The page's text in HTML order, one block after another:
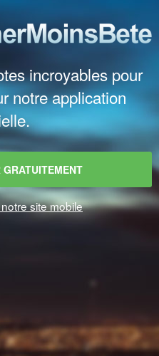
incroyables pour
notre application
site mobile